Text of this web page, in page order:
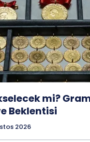
mi?
Beklentisi
2026